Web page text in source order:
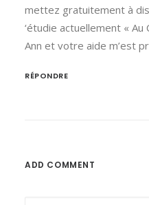
mettez gratuitement à
‘étudie actuellement «
Ann et votre aide m’est
RÉPONDRE
ADD COMMENT